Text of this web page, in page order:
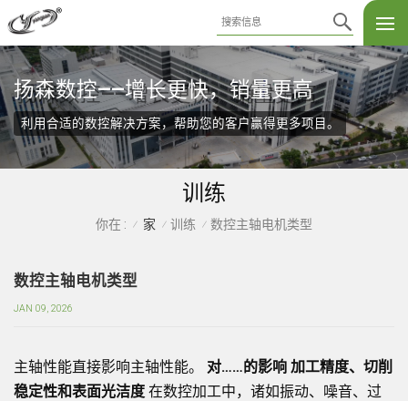
扬森数控——增长更快，销量更高
利用合适的数控解决方案，帮助您的客户赢得更多项目。
训练
你在 : / 家 / 训练 / 数控主轴电机类型
数控主轴电机类型
JAN 09, 2026
主轴性能直接影响主轴性能。 对……的影响 加工精度、切削
稳定性和表面光洁度 在数控加工中，诸如振动、噪音、过